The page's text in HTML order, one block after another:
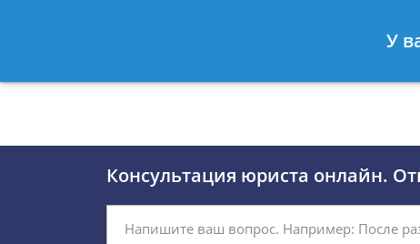
8 812 509-27-
Консультация юриста онлайн.
У